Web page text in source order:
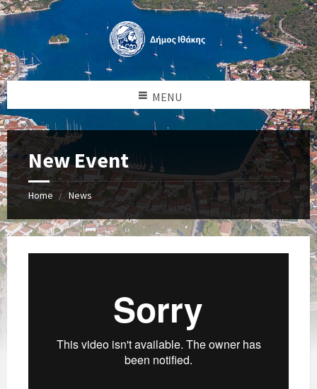
MENU
New Event
Home News